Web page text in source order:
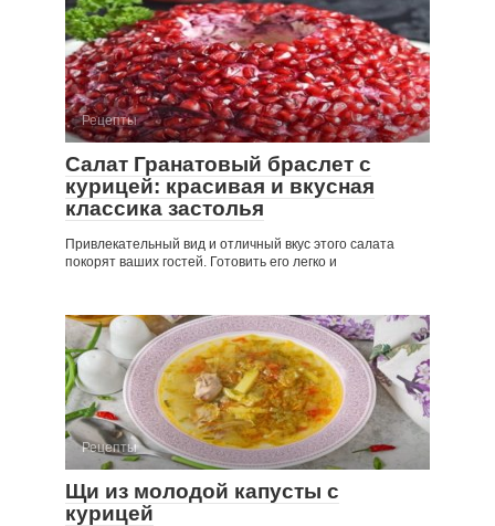
Рецепты
Салат Гранатовый браслет с
курицей: красивая и вкусная
классика застолья
Привлекательный вид и отличный вкус этого салата
покорят ваших гостей. Готовить его легко и
Рецепты
Щи из молодой капусты с
курицей